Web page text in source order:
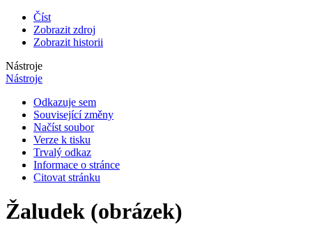
Číst
Zobrazit zdroj
Zobrazit historii
Nástroje
Nástroje
Odkazuje sem
Související změny
Načíst soubor
Verze k tisku
Trvalý odkaz
Informace o stránce
Citovat stránku
Žaludek (obrázek)